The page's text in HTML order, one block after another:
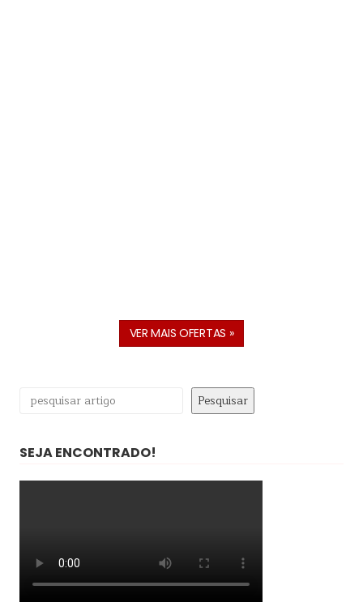
VER MAIS OFERTAS »
Pesquisar Pesquisar
SEJA ENCONTRADO!